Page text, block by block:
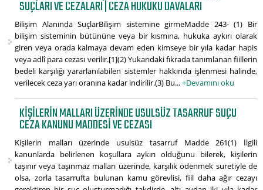
SUÇLARI VE CEZALARI | CEZA HUKUKU DAVALARI
Bilişim Alanında SuçlarBilişim sistemine girmeMadde 243- (1) Bir
bilişim sisteminin bütününe veya bir kısmına, hukuka aykırı olarak
giren veya orada kalmaya devam eden kimseye bir yıla kadar hapis
veya adlî para cezası verilir.[1](2) Yukarıdaki fıkrada tanımlanan fiillerin
bedeli karşılığı yararlanılabilen sistemler hakkında işlenmesi halinde,
verilecek ceza yarı oranına kadar indirilir.(3) Bu...+Devamını oku
KIŞILERIN MALLARI ÜZERINDE USULSÜZ TASARRUF SUÇU
CEZA KANUNU MADDESI VE CEZASI
Kişilerin malları üzerinde usulsüz tasarruf Madde 261(1) İlgili
kanunlarda belirlenen koşullara aykırı olduğunu bilerek, kişilerin
taşınır veya taşınmaz malları üzerinde, karşılık ödenmek suretiyle de
olsa, zorla tasarrufta bulunan kamu görevlisi, fiil daha ağır cezayı